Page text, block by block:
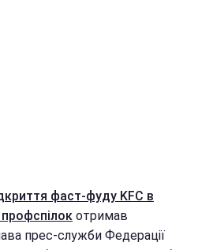
фаст-фуду KFC в
отримав
прес-служби Федерації